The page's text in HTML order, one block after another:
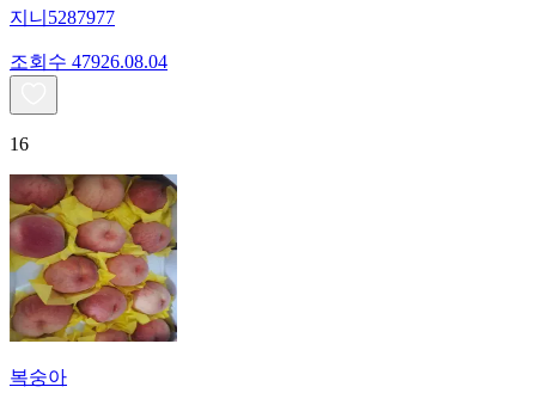
지니5287977
조회수 47926.08.04
16
복숭아